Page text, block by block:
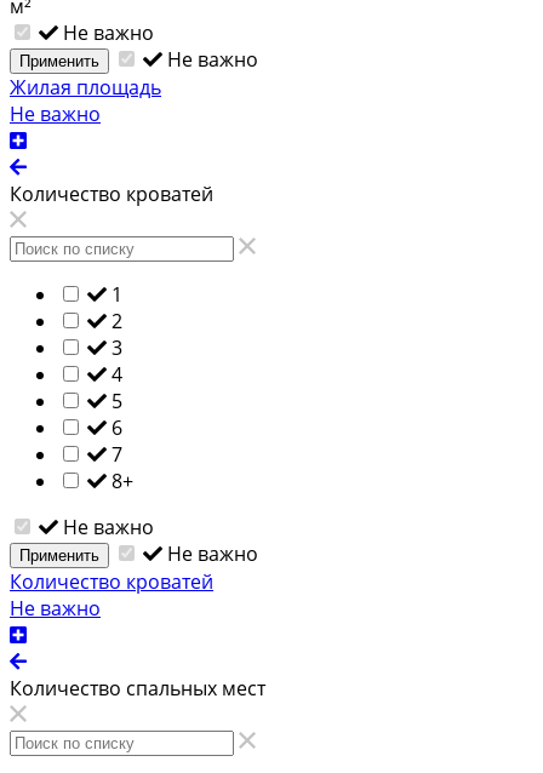
м²
Не важно
Применить
Не важно
Жилая площадь
Не важно
Количество кроватей
1
2
3
4
5
6
7
8+
Не важно
Применить
Не важно
Количество кроватей
Не важно
Количество спальных мест